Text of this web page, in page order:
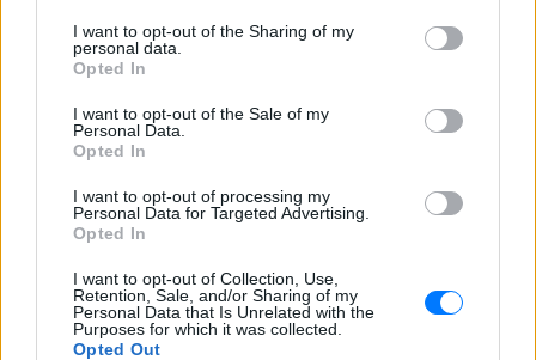
I want to opt-out of the Sharing of my
personal data.
Opted In
I want to opt-out of the Sale of my
Personal Data.
Opted In
I want to opt-out of processing my
Personal Data for Targeted Advertising.
Opted In
I want to opt-out of Collection, Use,
Retention, Sale, and/or Sharing of my
Personal Data that Is Unrelated with the
Purposes for which it was collected.
Opted Out